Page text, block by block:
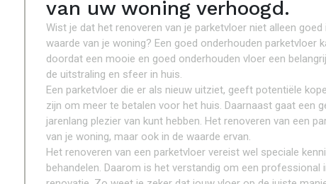
van uw woning verhoogd.
Wist je dat het renoveren van je parketvloer niet alleen
waarde van je woning? Een goed onderhouden parketvloer
doordat een mooie en goed onderhouden vloer een
de uitstraling en sfeer in huis.
Een parketvloer die er als nieuw uitziet, geeft potentiële
zijn om meer te betalen voor het huis. Daarnaast gaat een
jarenlang plezier van kunt hebben. Het renoveren van een
van je woning, maar ook in de waarde ervan.
Het renoveren van een parketvloer vereist wel speciale
behandelen. Daarom is het verstandig om een